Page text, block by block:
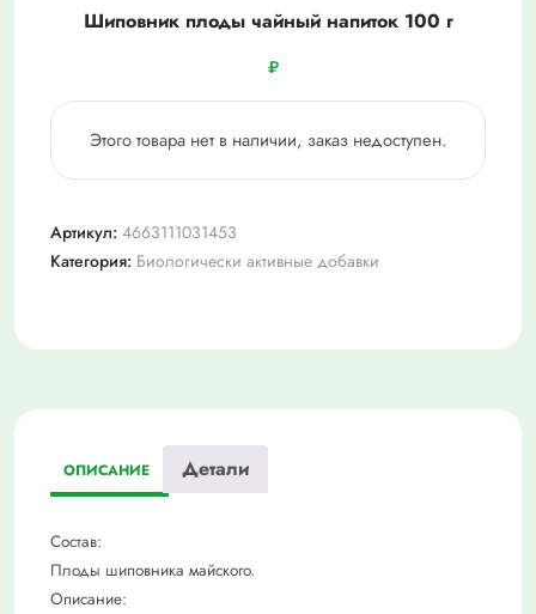
Шиповник плоды чайный напиток 100 г
₽
Этого товара нет в наличии, заказ недоступен.
Артикул: 4663111031453
Категория: Биологически активные добавки
ОПИСАНИЕ Детали
Состав:
Плоды шиповника майского.
Описание: